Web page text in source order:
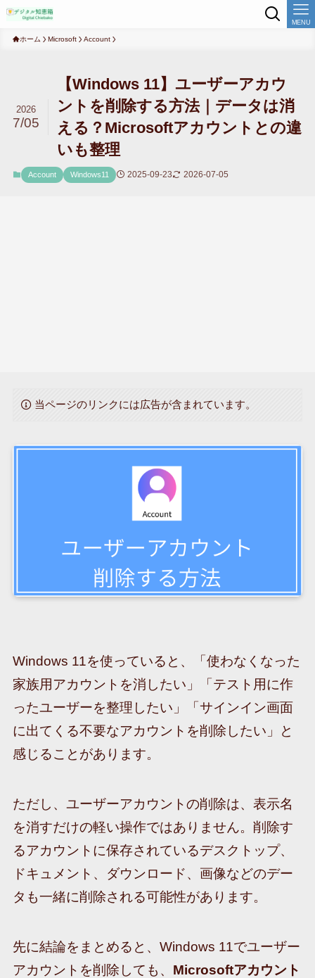
MENU
ホーム Microsoft Account
【Windows 11】ユーザーアカウ
ントを削除する方法｜データは消
える？Microsoftアカウントとの違
いも整理
2026
7/05
Account Windows11 2025-09-23 2026-07-05
当ページのリンクには広告が含まれています。
Windows 11を使っていると、「使わなくなった
家族用アカウントを消したい」「テスト用に作
ったユーザーを整理したい」「サインイン画面
に出てくる不要なアカウントを削除したい」と
感じることがあります。
ただし、ユーザーアカウントの削除は、表示名
を消すだけの軽い操作ではありません。削除す
るアカウントに保存されているデスクトップ、
ドキュメント、ダウンロード、画像などのデー
タも一緒に削除される可能性があります。
先に結論をまとめると、Windows 11でユーザー
アカウントを削除しても、 Microsoftアカウント